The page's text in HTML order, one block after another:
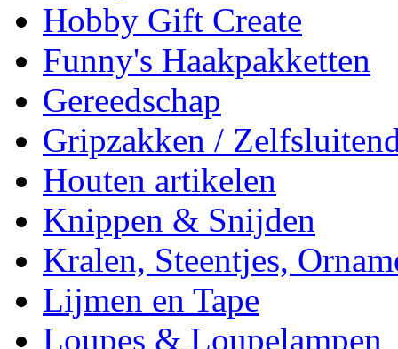
Hobby Gift Create
Funny's Haakpakketten
Gereedschap
Gripzakken /
Houten artikelen
Knippen & Snijden
Kralen, Steentjes,
Lijmen en Tape
Loupes & Loupelampen